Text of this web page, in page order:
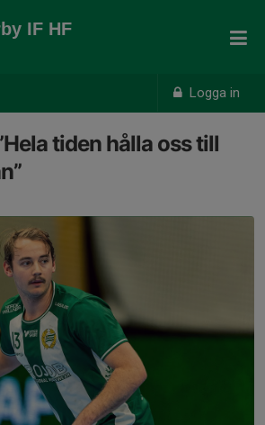
Logga in
IF HF
tiden hålla oss till